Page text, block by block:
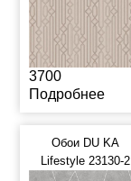
3700
Подробнее
Обои DU KA
Lifestyle 23130-2